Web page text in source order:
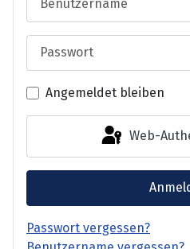
Angemeldet bleiben
Web-
Passwort vergessen?